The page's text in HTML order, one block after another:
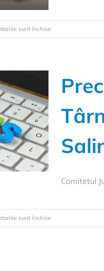
sunt închise
Comitetul
sunt închise